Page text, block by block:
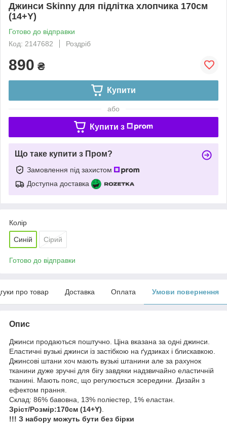
Джинси Skinny для підлітка хлопчика 170см
(14+Y)
Готово до відправки
Код: 2147682
Роздріб
890 ₴
Купити
або
Купити з
Що таке купити з Пром?
Замовлення під захистом
Доступна доставка
Колір
Синій Сірий
Готово до відправки
про товар Доставка Оплата Умови повернення
Опис
Джинси продаються поштучно. Ціна вказана за одні джинси.
Еластичні вузькі джинси із застібкою на ґудзиках і блискавкою.
Джинсові штани хоч мають вузькі штанини але за рахунок
тканини дуже зручні для бігу завдяки надзвичайно еластичній
тканині. Мають пояс, що регулюється зсередини. Дизайн з
ефектом прання.
Склад: 86% бавовна, 13% поліестер, 1% еластан.
Зріст/Розмір:170см (14+Y)
!!! З набору можуть бути без бірки